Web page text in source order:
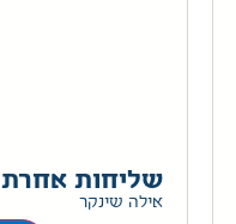
שליחות אחרת
אילה שינקר